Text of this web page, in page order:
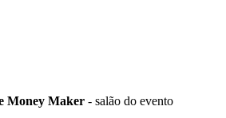
Money Maker - salão do evento